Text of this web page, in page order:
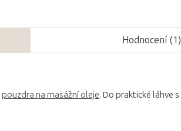
Hodnocení (1)
pouzdra na masážní oleje. Do praktické láhve s